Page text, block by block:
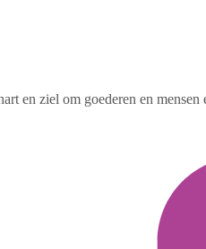
en ziel om goederen en